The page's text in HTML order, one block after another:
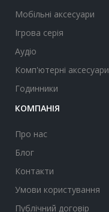
Мобільні аксесуари
Ігрова серія
Аудіо
Комп'ютерні аксесуари
Годинники
КОМПАНІЯ
Про нас
Блог
Контакти
Умови користування
Публічний договір